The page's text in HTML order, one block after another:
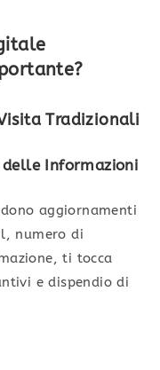
Tradizionali
Informazioni
aggiornamenti
numero di
ti tocca
e dispendio di